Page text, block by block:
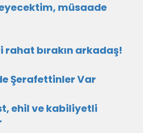
müsaade
rahat bırakın arkadaş!
Şerafettinler Var
ehil ve kabiliyetli